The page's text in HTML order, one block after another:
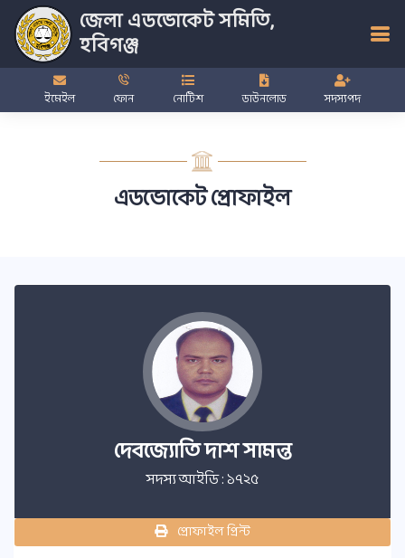
জেলা এডভোকেট সমিতি,
হবিগঞ্জ
ইমেইল ফোন নোটিশ ডাউনলোড সদস্যপদ
এডভোকেট প্রোফাইল
দেবজ্যোতি দাশ সামন্ত
সদস্য আইডি : ১৭২৫
প্রোফাইল প্রিন্ট